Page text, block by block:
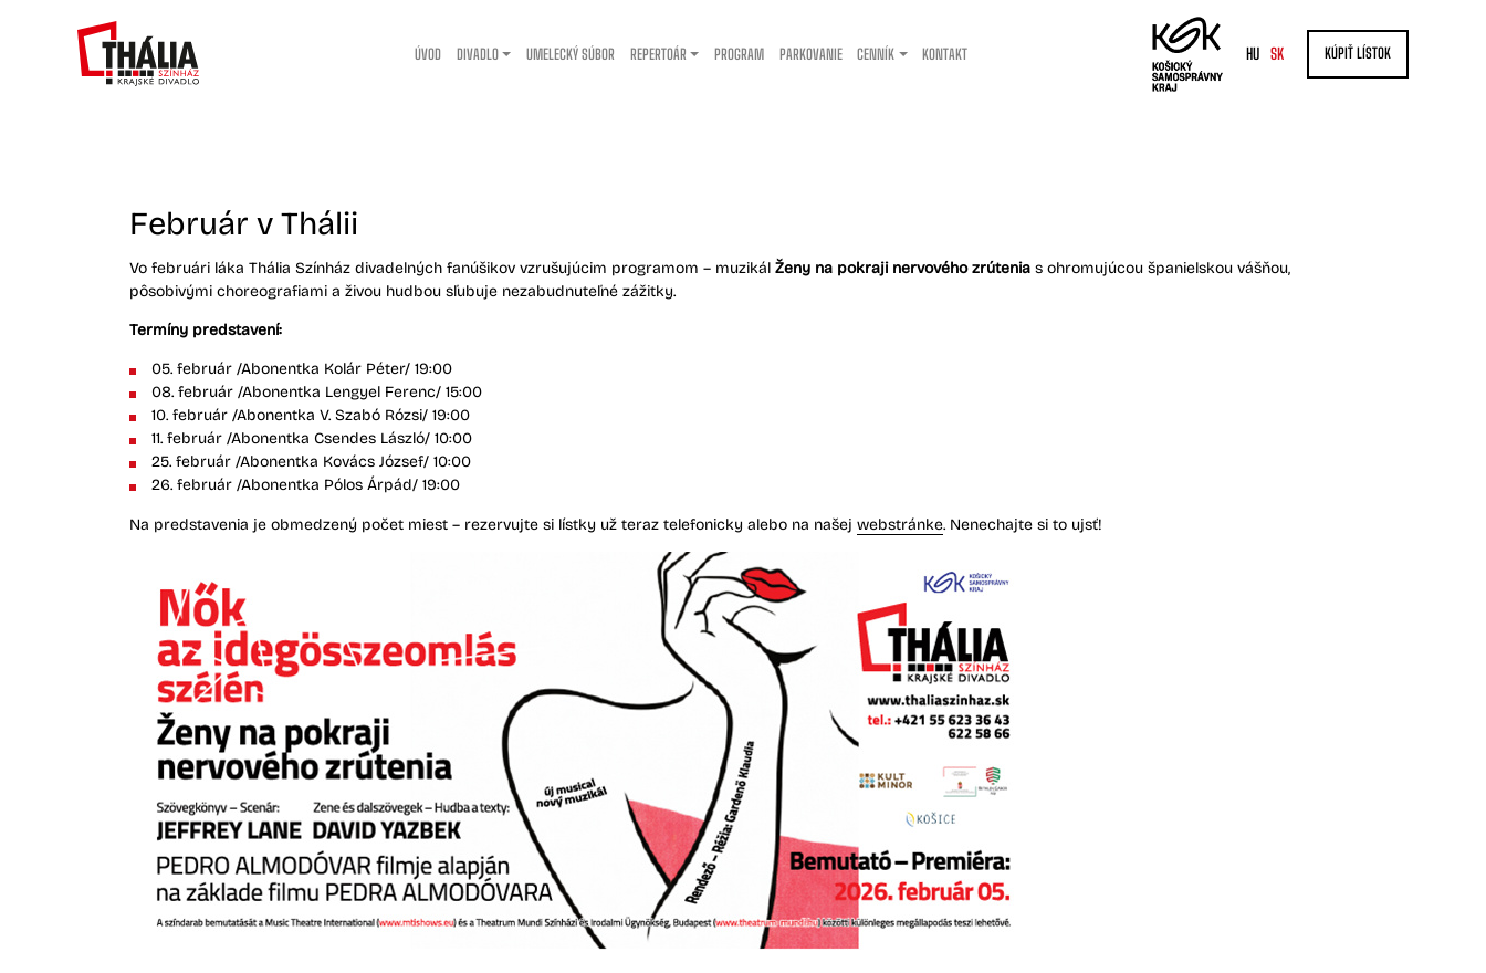
ÚVOD DIVADLO UMELECKÝ SÚBOR REPERTOÁR PROGRAM PARKOVANIE CENNÍK KONTAKT HU SK KÚPIŤ LÍSTOK
Február v Thálii
Vo februári láka Thália Színház divadelných fanúšikov vzrušujúcim programom – muzikál Ženy na pokraji nervového zrútenia s ohromujúcou španielskou vášňou,
pôsobivými choreografiami a živou hudbou sľubuje nezabudnuteľné zážitky.​
Termíny predstavení:
05. február /Abonentka Kolár Péter/ 19:00
08. február /Abonentka Lengyel Ferenc/ 15:00
10. február /Abonentka V. Szabó Rózsi/ 19:00
11. február /Abonentka Csendes László/ 10:00
25. február /Abonentka Kovács József/ 10:00
26. február /Abonentka Pólos Árpád/ 19:00
Na predstavenia je obmedzený počet miest – rezervujte si lístky už teraz telefonicky alebo na našej webstránke. Nenechajte si to ujsť!